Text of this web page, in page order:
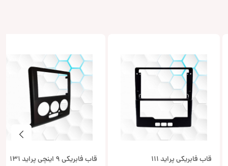
قاب فابریکی پراید 111 قاب فابریکی 9 اینچی پراید 131